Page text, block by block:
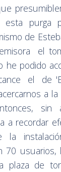
purga
de
el
he podido
el de
a
sin
a recordar
70 usuarios,
plaza de